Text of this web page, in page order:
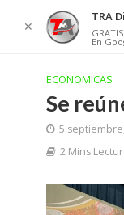
ECONOMICAS
Se
5
2 Mins
✕
TRA
GRATIS
En